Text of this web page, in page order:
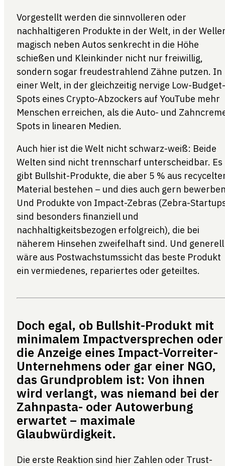
Vorgestellt werden die sinnvolleren oder
nachhaltigeren Produkte in der Welt, in der
magisch neben Autos senkrecht in die Höhe
schießen und Kleinkinder nicht nur freiwillig,
sondern sogar freudestrahlend Zähne putzen. In
einer Welt, in der gleichzeitig nervige Low-Budget-
Spots eines Crypto-Abzockers auf YouTube mehr
Menschen erreichen, als die Auto- und
Spots in linearen Medien.
Auch hier ist die Welt nicht schwarz-weiß: Beide
Welten sind nicht trennscharf unterscheidbar. Es
gibt Bullshit-Produkte, die aber 5 % aus
Material bestehen – und dies auch gern
Und Produkte von Impact-Zebras (Zebra-
sind besonders finanziell und
nachhaltigkeitsbezogen erfolgreich), die bei
näherem Hinsehen zweifelhaft sind. Und generell
wäre aus Postwachstumssicht das beste Produkt
ein vermiedenes, repariertes oder geteiltes.
Doch egal, ob Bullshit-Produkt mit
minimalem Impactversprechen oder
die Anzeige eines Impact-Vorreiter-
Unternehmens oder gar einer NGO,
das Grundproblem ist: Von ihnen
wird verlangt, was niemand bei der
Zahnpasta- oder Autowerbung
erwartet – maximale
Glaubwürdigkeit.
Die erste Reaktion sind hier Zahlen oder Trust-